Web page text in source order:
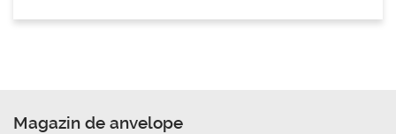
Magazin de anvelope